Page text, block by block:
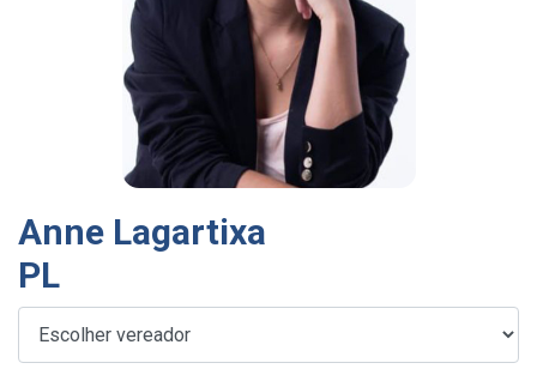
Anne Lagartixa
PL